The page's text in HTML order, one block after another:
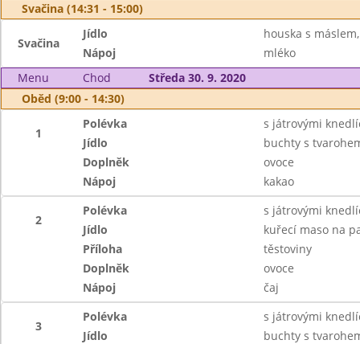
Svačina (14:31 - 15:00)
Svačina
Jídlo
houska s
Nápoj
mléko
Menu
Chod
Středa 30. 9. 2020
Oběd (9:00 - 14:30)
1
Polévka
s játrovými
Jídlo
buchty s
Doplněk
ovoce
Nápoj
kakao
2
Polévka
s játrovými
Jídlo
kuřecí maso na
Příloha
těstoviny
Doplněk
ovoce
Nápoj
čaj
3
Polévka
s játrovými
Jídlo
buchty s